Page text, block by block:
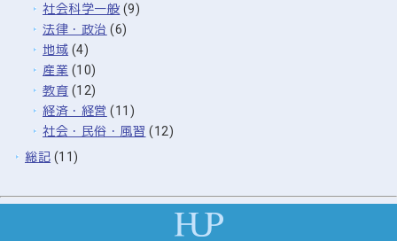
社会科学一般 (9)
法律・政治 (6)
地域 (4)
産業 (10)
教育 (12)
経済・経営 (11)
社会・民俗・風習 (12)
総記 (11)